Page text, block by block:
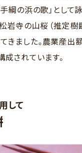
手綱の浜の歌」として
岩寺の山桜（推定
きました。農業産
成されています。
して